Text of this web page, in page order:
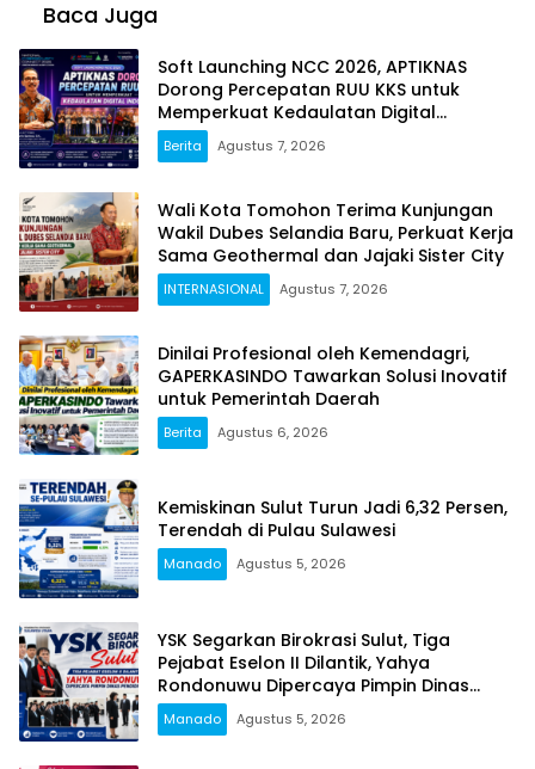
Baca Juga
Soft Launching NCC 2026, APTIKNAS
Dorong Percepatan RUU KKS untuk
Memperkuat Kedaulatan Digital
Indonesia
Berita Agustus 7, 2026
Wali Kota Tomohon Terima Kunjungan
Wakil Dubes Selandia Baru, Perkuat Kerja
Sama Geothermal dan Jajaki Sister City
INTERNASIONAL Agustus 7, 2026
Dinilai Profesional oleh Kemendagri,
GAPERKASINDO Tawarkan Solusi Inovatif
untuk Pemerintah Daerah
Berita Agustus 6, 2026
Kemiskinan Sulut Turun Jadi 6,32 Persen,
Terendah di Pulau Sulawesi
Manado Agustus 5, 2026
YSK Segarkan Birokrasi Sulut, Tiga
Pejabat Eselon II Dilantik, Yahya
Rondonuwu Dipercaya Pimpin Dinas
Pendidikan
Manado Agustus 5, 2026